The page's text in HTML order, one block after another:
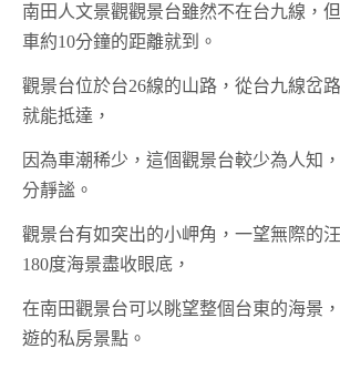
南田人文景觀觀景台雖然不在台九線，
車約10分鐘的距離就到。
觀景台位於台26線的山路，從台九線岔
就能抵達，
因為車潮稀少，這個觀景台較少為人知
分靜謐。
觀景台有如突出的小岬角，一望無際的
180度海景盡收眼底，
在南田觀景台可以眺望整個台東的海景
遊的私房景點。